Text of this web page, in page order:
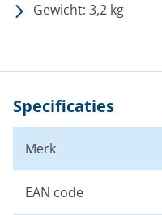
Gewicht: 3,2 kg
Specificaties
Merk
EAN code